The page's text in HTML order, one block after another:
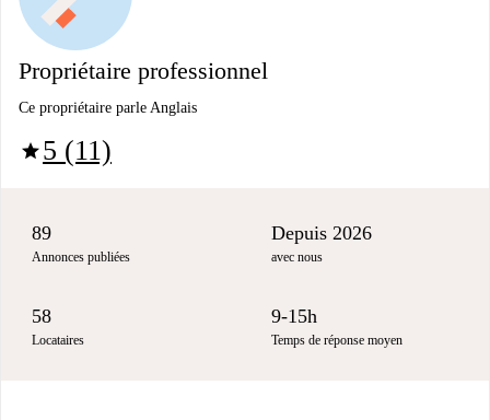
Propriétaire professionnel
Ce propriétaire parle Anglais
star5 (11)
89
Annonces publiées
Depuis 2026
avec nous
58
Locataires
9-15h
Temps de réponse moyen